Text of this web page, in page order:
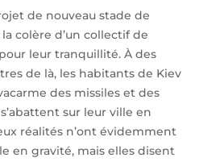
de nouveau stade de
colère d’un collectif de
leur tranquillité. À des
de là, les habitants de Kiev
des missiles et des
sur leur ville en
réalités n’ont évidemment
en gravité, mais elles disent